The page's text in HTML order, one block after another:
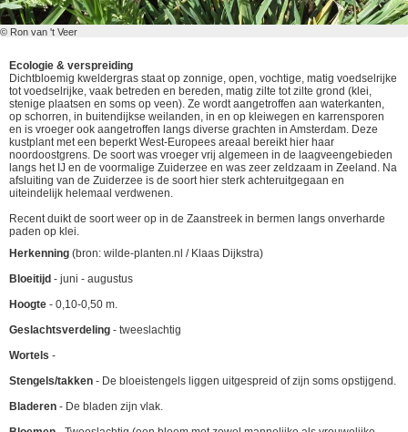
© Ron van 't Veer
Ecologie & verspreiding
Dichtbloemig kweldergras staat op zonnige, open, vochtige, matig voedselrijke
tot voedselrijke, vaak betreden en bereden, matig zilte tot zilte grond (klei,
stenige plaatsen en soms op veen). Ze wordt aangetroffen aan waterkanten,
op schorren, in buitendijkse weilanden, in en op kleiwegen en karrensporen
en is vroeger ook aangetroffen langs diverse grachten in Amsterdam. Deze
kustplant met een beperkt West-Europees areaal bereikt hier haar
noordoostgrens. De soort was vroeger vrij algemeen in de laagveengebieden
langs het IJ en de voormalige Zuiderzee en was zeer zeldzaam in Zeeland. Na
afsluiting van de Zuiderzee is de soort hier sterk achteruitgegaan en
uiteindelijk helemaal verdwenen.
Recent duikt de soort weer op in de Zaanstreek in bermen langs onverharde
paden op klei.
Herkenning (bron: wilde-planten.nl / Klaas Dijkstra)
Bloeitijd - juni - augustus
Hoogte - 0,10-0,50 m.
Geslachtsverdeling - tweeslachtig
Wortels -
Stengels/takken - De bloeistengels liggen uitgespreid of zijn soms opstijgend.
Bladeren - De bladen zijn vlak.